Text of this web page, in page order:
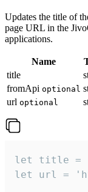
Updates the title of
page URL in the
applications.
Name
title
fromApi optional
url optional
let title =
let url =